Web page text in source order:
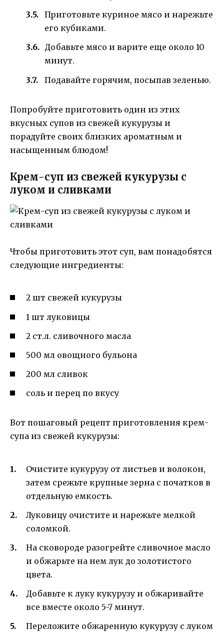
Приготовьте куриное мясо и нарежьте
его кубиками.
Добавьте мясо и варите еще около 10
минут.
Подавайте горячим, посыпав зеленью.
Попробуйте приготовить один из этих
вкусных супов из свежей кукурузы и
порадуйте своих близких ароматным и
насыщенным блюдом!
Крем-суп из свежей кукурузы с
луком и сливками
Чтобы приготовить этот суп, вам понадобятся
следующие ингредиенты:
2 шт свежей кукурузы
1 шт луковицы
2 ст.л. сливочного масла
500 мл овощного бульона
200 мл сливок
соль и перец по вкусу
Вот пошаговый рецепт приготовления крем-
супа из свежей кукурузы:
Очистите кукурузу от листьев и волокон,
затем срежьте крупные зерна с початков в
отдельную емкость.
Луковицу очистите и нарежьте мелкой
соломкой.
На сковороде разогрейте сливочное масло
и обжарьте на нем лук до золотистого
цвета.
Добавьте к луку кукурузу и обжаривайте
все вместе около 5-7 минут.
Переложите обжаренную кукурузу с луком